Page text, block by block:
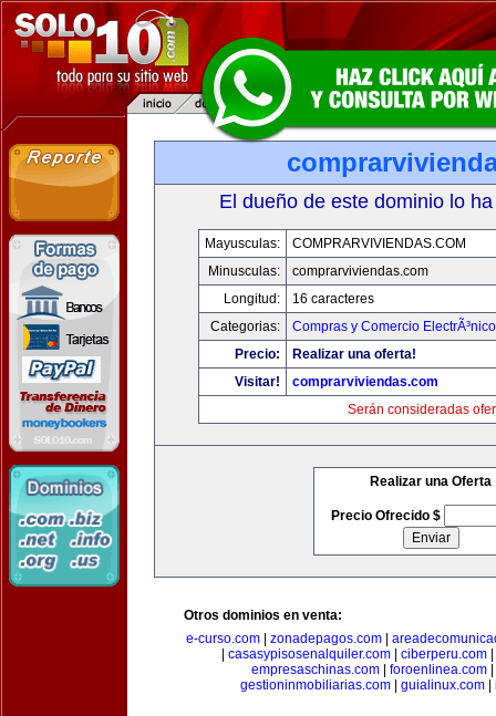
El dueño de este dominio lo
Mayusculas:
COMPRARVIVIENDAS.COM
Minusculas:
comprarviviendas.com
Longitud:
16 caracteres
Categorias:
Compras y Comercio ElectrÃ³nico
Precio:
Realizar una oferta!
Visitar!
comprarviviendas.com
Serán consideradas
Realizar una Oferta
Precio Ofrecido $
Otros dominios en venta:
e-curso.com| zonadepagos.com|
casasypisosenalquiler.com ciberperu.com
empresaschinas.com| foroenlinea.com|
gestioninmobiliarias.com| guialinux.com|